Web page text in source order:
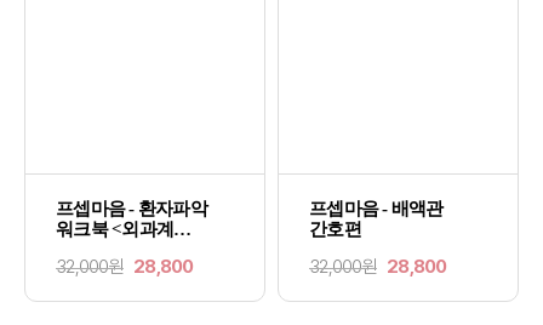
프셉마음 - 환자파악
워크북 <외과계
32,000원 28,800
프셉마음 - 배액관
간호편
32,000원 28,800